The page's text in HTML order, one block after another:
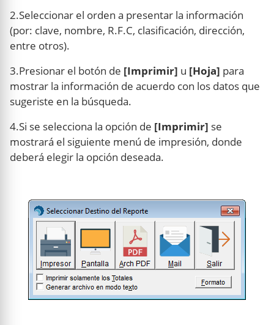
2.Seleccionar el orden a presentar la información
(por: clave, nombre, R.F.C, clasificación, dirección,
entre otros).
3.Presionar el botón de [Imprimir] u [Hoja] para
mostrar la información de acuerdo con los datos que
sugeriste en la búsqueda.
4.Si se selecciona la opción de [Imprimir] se
mostrará el siguiente menú de impresión, donde
deberá elegir la opción deseada.